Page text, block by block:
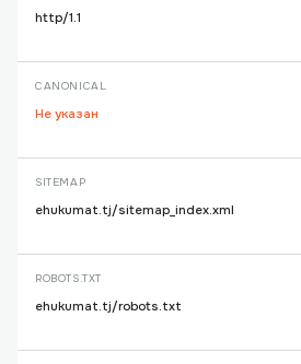
http/1.1
CANONICAL
Не указан
SITEMAP
ehukumat.tj/sitemap_index.xml
ROBOTS.TXT
ehukumat.tj/robots.txt